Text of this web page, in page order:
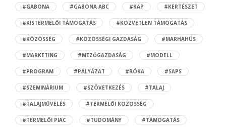
#GABONA #GABONA ABC #KAP #KERTÉSZET
#KISTERMELŐI TÁMOGATÁS #KÖZVETLEN TÁMOGATÁS
#KÖZÖSSÉG #KÖZÖSSÉGI GAZDASÁG #MARHAHÚS
#MARKETING #MEZŐGAZDASÁG #MODELL
#PROGRAM #PÁLYÁZAT #RÓKA #SAPS
#SZEMINÁRIUM #SZÖVETKEZÉS #TALAJ
#TALAJMŰVELÉS #TERMELŐI KÖZÖSSÉG
#TERMELŐI PIAC #TUDOMÁNY #TÁMOGATÁS